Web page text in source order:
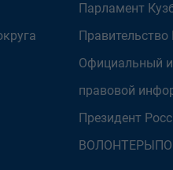
Парламент
Правительство
Официальный
правовой
Президент